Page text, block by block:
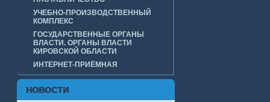
УЧЕБНО-ПРОИЗВОДСТВЕННЫЙ
КОМПЛЕКС
ГОСУДАРСТВЕННЫЕ ОРГАНЫ
ВЛАСТИ. ОРГАНЫ ВЛАСТИ
КИРОВСКОЙ ОБЛАСТИ
ИНТЕРНЕТ-ПРИЁМНАЯ
НОВОСТИ